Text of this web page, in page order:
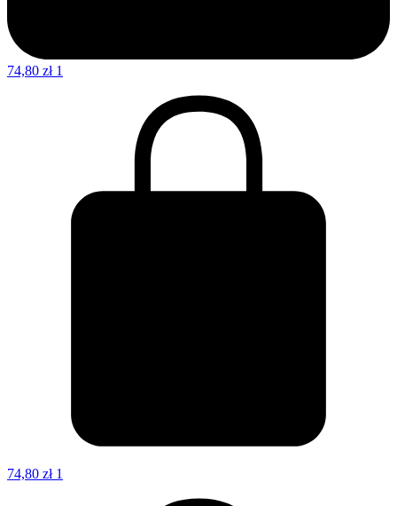
74,80 zł 1
74,80 zł 1